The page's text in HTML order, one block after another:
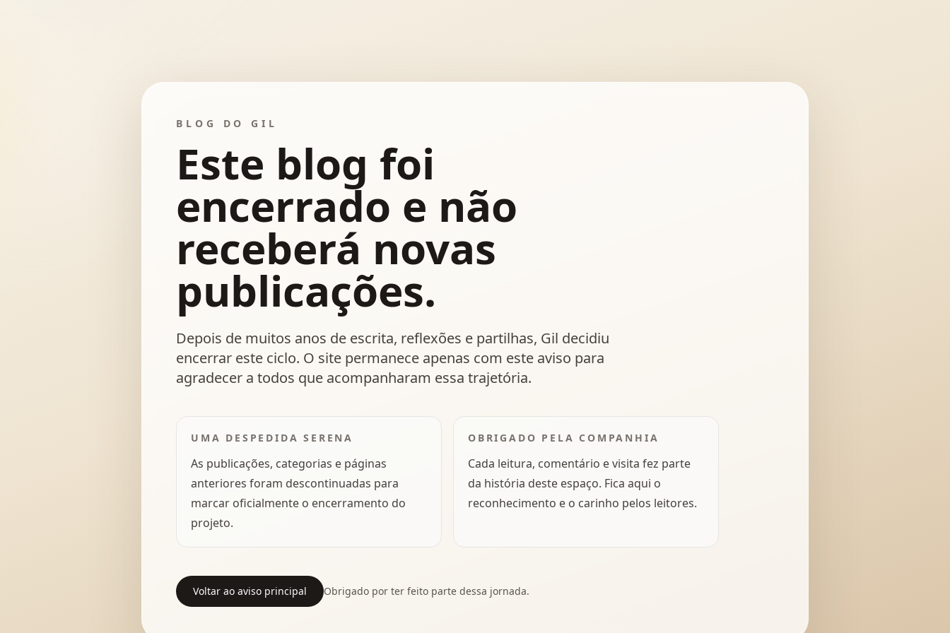
BLOG DO GIL
Este blog foi
encerrado e não
receberá novas
publicações.
Depois de muitos anos de escrita, reflexões e partilhas, Gil decidiu
encerrar este ciclo. O site permanece apenas com este aviso para
agradecer a todos que acompanharam essa trajetória.
UMA DESPEDIDA SERENA
As publicações, categorias e páginas
anteriores foram descontinuadas para
marcar oficialmente o encerramento do
projeto.
OBRIGADO PELA COMPANHIA
Cada leitura, comentário e visita fez parte
da história deste espaço. Fica aqui o
reconhecimento e o carinho pelos leitores.
Voltar ao aviso principal Obrigado por ter feito parte dessa jornada.